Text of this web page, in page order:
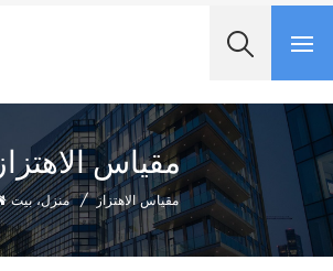
مقياس الاهتزاز
منزل، بيت / مقياس الاهتزاز